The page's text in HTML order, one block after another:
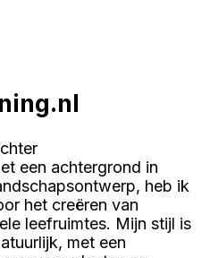
een achtergrond in
heb ik
het creëren van
leefruimtes. Mijn stijl is
met een